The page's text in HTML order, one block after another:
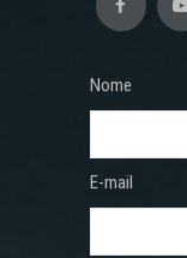
Nome
E-mail